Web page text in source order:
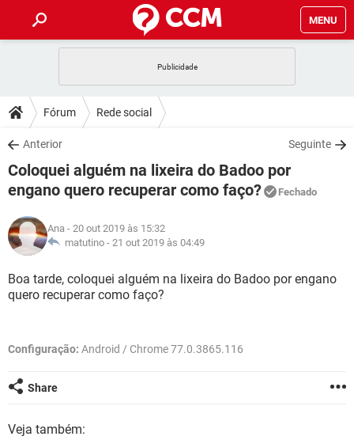
MENU
CELULAR
OUTLOOK
INSTAGRAM GMAIL
GUIA DE COMPRAS
DICAS
JOGOS
OUTLOOK EXCEL
GUIA DE COMPRAS
DOWNLOADS
JOGOS WHATSAPP
CELULAR FACEBOOK
OUTLOOK
INSTAGRAM
GUIA DE COMPRAS
FÓRUM
CELULAR FACEBOOK
INSTAGRAM
GLOSSÁRIO
JOGOS
CELULAR FACEBOOK
Fórum Rede social
Anterior Seguinte
Coloquei alguém na lixeira do Badoo por
engano quero recuperar como faço?
Fechado
Ana - 20 out 2019 às 15:32
matutino - 21 out 2019 às 04:49
Boa tarde, coloquei alguém na lixeira do Badoo por engano
quero recuperar como faço?
Configuração: Android / Chrome 77.0.3865.116
Share
Veja também: